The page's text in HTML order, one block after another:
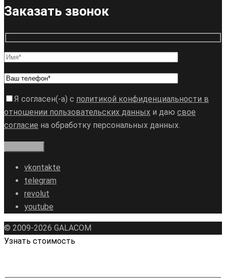
Заказать звонок
Я согласен(-а) с политикой конфиденциальности в
отношении пользовательских данных и даю свое
согласие на обработку персональных данных.
vkontakte
telegram
revolut
youtube
© 2009-2026 GALAСOM
Узнать стоимость